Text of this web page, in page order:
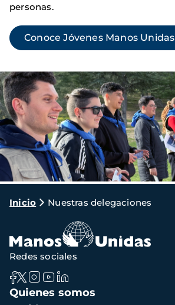
Imagen
personas.
Conoce Jóvenes Manos Unidas
Ruta
navegación
Inicio Nuestras delegaciones
Navegación
principal
Quienes somos
Redes sociales